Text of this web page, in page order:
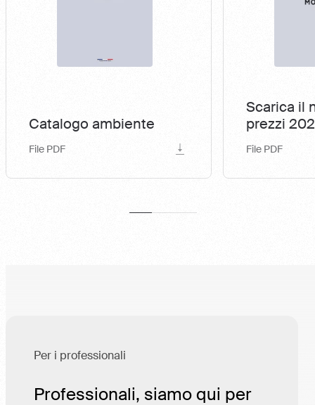
Catalogo ambiente
File PDF
Scarica il
prezzi
File PDF
Per i professionali
Professionali, siamo qui per